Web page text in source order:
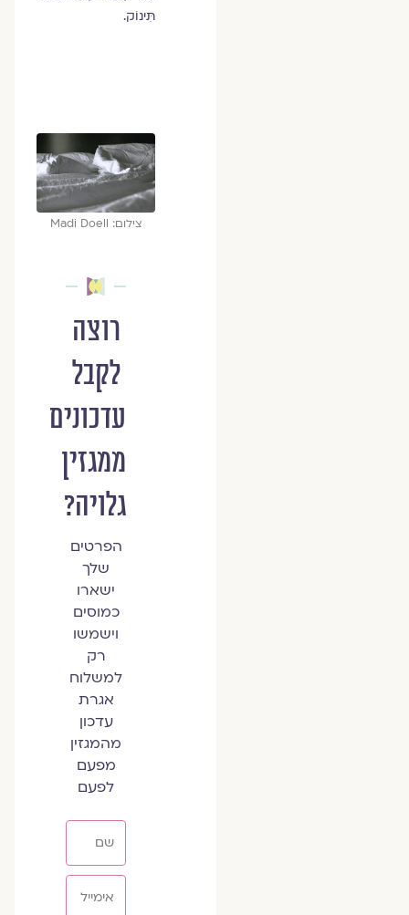
תִּינוֹק.
צילום: Madi Doell
רוצה
לקבל
עדכונים
ממגזין
גלויה?
הפרטים
שלך
ישארו
כמוסים
וישמשו
רק
למשלוח
אגרת
עדכון
מהמגזין
מפעם
לפעם